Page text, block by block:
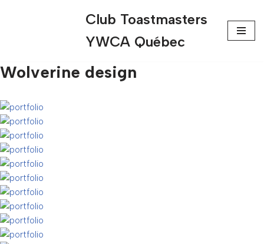
Club Toastmasters
YWCA Québec
Wolverine design